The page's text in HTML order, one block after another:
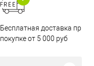
Бесплатная доставка при
покупке от 5 000 руб